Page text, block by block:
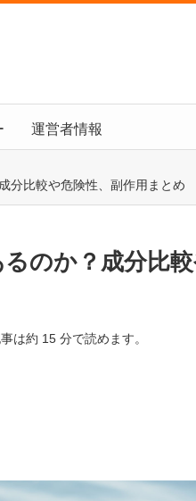
運営者情報
分比較や危険性、副作用まとめ
のか？成分比較
は約 15 分で読めます。